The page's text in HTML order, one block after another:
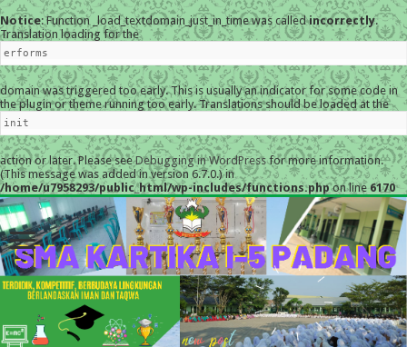
Notice: Function _load_textdomain_just_in_time was calledincorrectly.
Translation loading for the
erforms
domain was triggered too early. This is usually an indicator for some code in
the plugin or theme running too early. Translations should be loaded at the
init
action or later. Please seeDebugging in WordPressfor more information.
(This message was added in version 6.7.0.) in
/home/u7958293/public_html/wp-includes/functions.phpon line 6170